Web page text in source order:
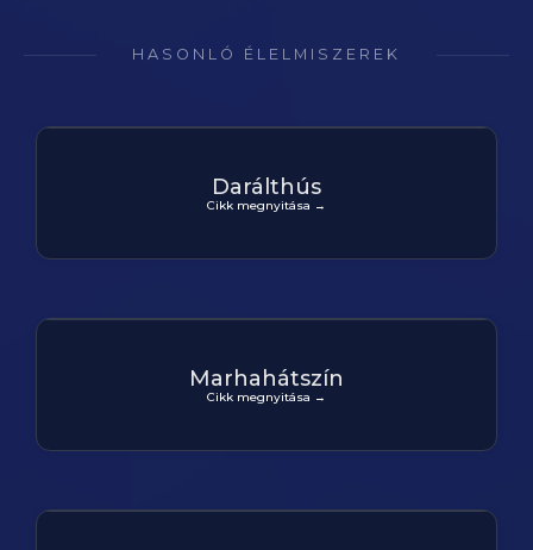
HASONLÓ ÉLELMISZEREK
Darálthús
Cikk megnyitása →
Marhahátszín
Cikk megnyitása →